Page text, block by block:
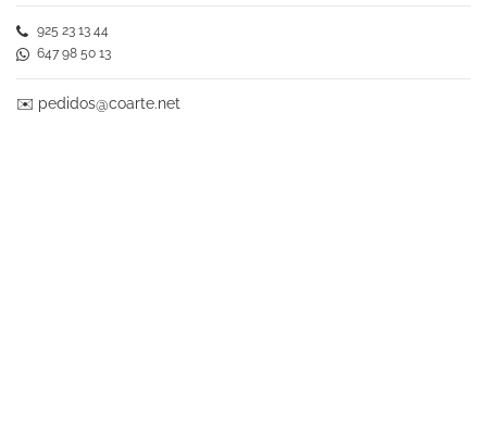
925 23 13 44
647 98 50 13
✉️ pedidos@coarte.net